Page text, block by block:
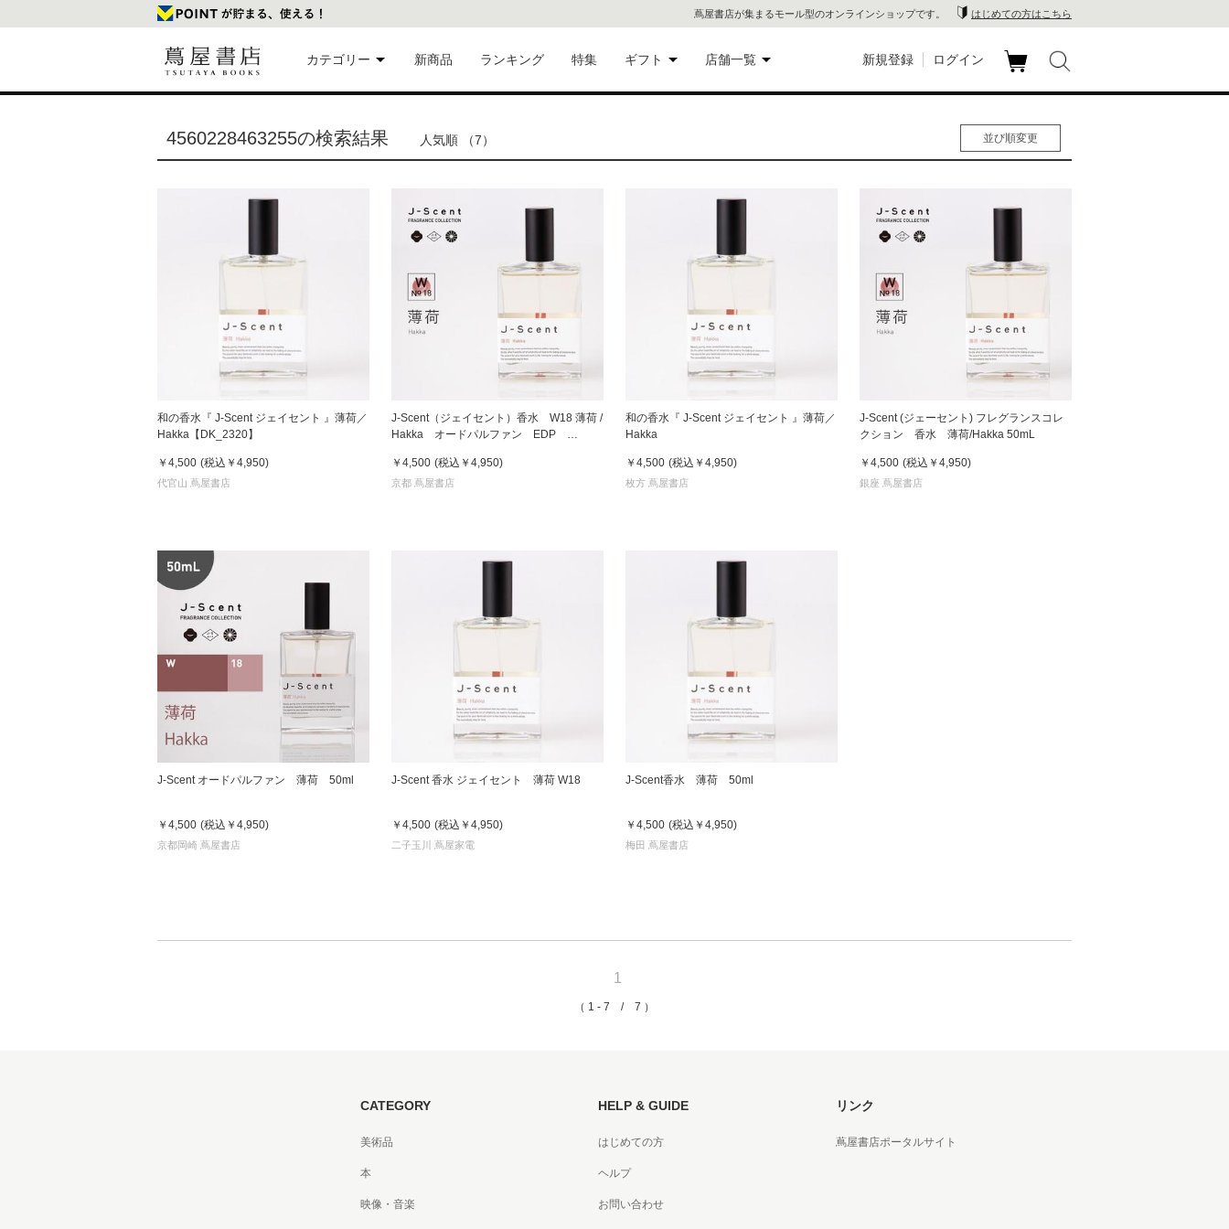
蔦屋書店が集まるモール型のオンラインショップです。 はじめての方はこちら
カテゴリー
映像・音
文具
家電
新商品 ランキング 特集 ギフト 店舗一覧
ート
新規登録 ログイン
4560228463255の検索結果 人気順 （7）
並び順変更
人気順
女性人気順
価格の高い順
和の香水『 J-Scent ジェイセント 』薄荷／
Hakka【DK_2320】
￥4,500 (税込 ￥4,950)
代官山 蔦屋書店
J-Scent（ジェイセント）香水 W18 薄荷 /
Hakka オードパルファン EDP
￥4,500 (税込 ￥4,950)
京都 蔦屋書店
和の香水『 J-Scent ジェイセント 』薄荷／
Hakka
￥4,500 (税込 ￥4,950)
枚方 蔦屋書店
J-Scent (ジェーセント) フレグランスコレ
クション 香水 薄荷/Hakka 50mL
￥4,500 (税込 ￥4,950)
銀座 蔦屋書店
J-Scent オードパルファン 薄荷 50ml
￥4,500 (税込 ￥4,950)
京都岡崎 蔦屋書店
J-Scent 香水 ジェイセント 薄荷 W18
￥4,500 (税込 ￥4,950)
二子玉川 蔦屋家電
J-Scent香水 薄荷 50ml
￥4,500 (税込 ￥4,950)
梅田 蔦屋書店
1
（ 1 - 7 / 7 ）
CATEGORY
美術品
本
映像・音楽
HELP & GUIDE
はじめての方
ヘルプ
お問い合わせ
リンク
蔦屋書店ポータルサイト